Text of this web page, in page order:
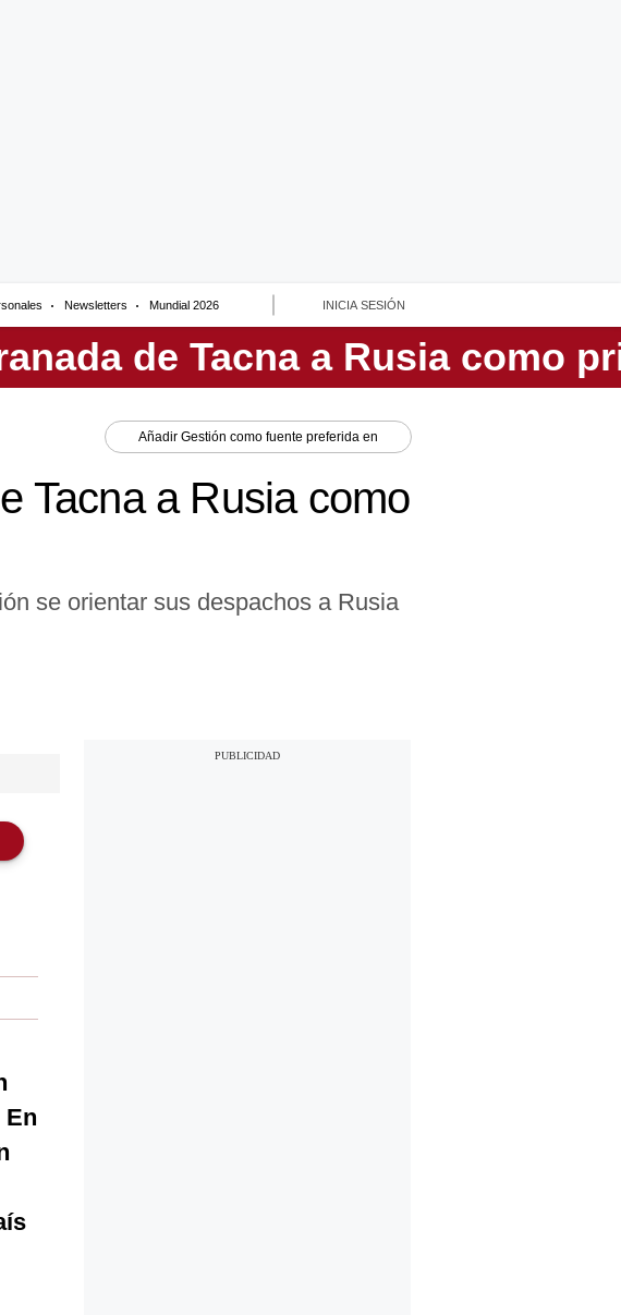
Newsletters Mundial 2026 INICIA SESIÓN
Añadir Gestión como fuente preferida en
Tacna a Rusia como
se orientar sus despachos a Rusia
En